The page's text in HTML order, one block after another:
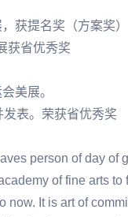
获提名奖（方案奖）
获省优秀奖
美展。
表。荣获省优秀奖
person of day
of fine arts
It is art of